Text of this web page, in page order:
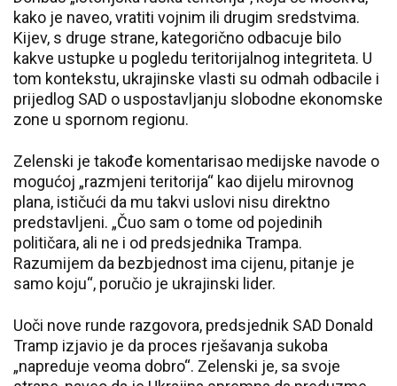
kako je naveo, vratiti vojnim ili drugim sredstvima.
Kijev, s druge strane, kategorično odbacuje bilo
kakve ustupke u pogledu teritorijalnog integriteta. U
tom kontekstu, ukrajinske vlasti su odmah odbacile i
prijedlog SAD o uspostavljanju slobodne ekonomske
zone u spornom regionu.
Zelenski je takođe komentarisao medijske navode o
mogućoj „razmjeni teritorija“ kao dijelu mirovnog
plana, ističući da mu takvi uslovi nisu direktno
predstavljeni. „Čuo sam o tome od pojedinih
političara, ali ne i od predsjednika Trampa.
Razumijem da bezbjednost ima cijenu, pitanje je
samo koju“, poručio je ukrajinski lider.
Uoči nove runde razgovora, predsjednik SAD Donald
Tramp izjavio je da proces rješavanja sukoba
„napreduje veoma dobro“. Zelenski je, sa svoje